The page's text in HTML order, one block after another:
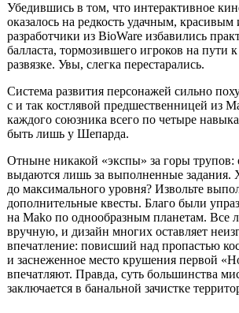
Убедившись в том, что интерактивное
оказалось на редкость удачным,
разработчики из BioWare избавились
балласта, тормозившего игроков на пути
развязке. Увы, слегка перестарались.
Система развития персонажей сильно
с и так костлявой предшественницей из
каждого союзника всего по четыре
быть лишь у Шепарда.
Отныне никакой «экспы» за горы трупов:
выдаются лишь за выполненные задания.
до максимального уровня? Извольте
дополнительные квесты. Благо были
на Mako по однообразным планетам. Все
вручную, и дизайн многих оставляет
впечатление: повисший над пропастью
и заснеженное место крушения первой
впечатляют. Правда, суть большинства
заключается в банальной зачистке